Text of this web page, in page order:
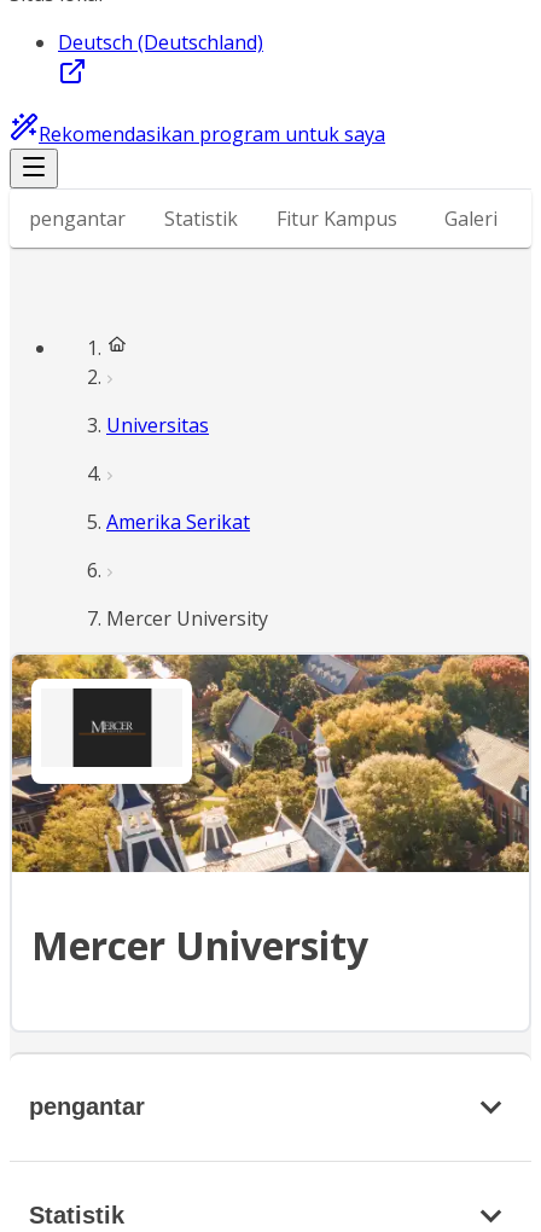
Deutsch (Deutschland)
Rekomendasikan program untuk saya
pengantar Statistik Fitur Kampus Galeri
Universitas
Amerika Serikat
Mercer University
Mercer University
pengantar
Statistik